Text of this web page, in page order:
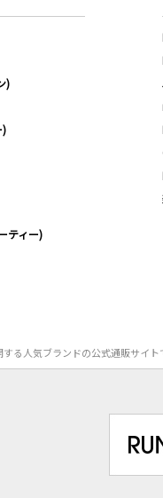
)
)
ティー)
る人気ブランドの公式通販サイト